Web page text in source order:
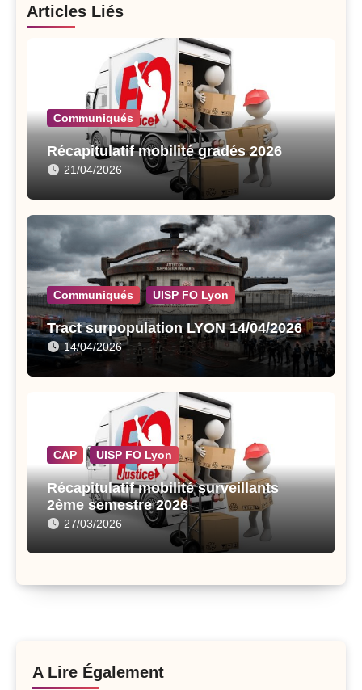
Articles Liés
Communiqués
Récapitulatif mobilité gradés 2026
21/04/2026
Communiqués UISP FO Lyon
Tract surpopulation LYON 14/04/2026
14/04/2026
CAP UISP FO Lyon
Récapitulatif mobilité surveillants
2ème semestre 2026
27/03/2026
A Lire Également